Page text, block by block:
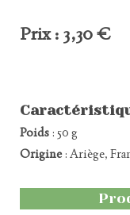
Prix : 3,30 €
Poids : 50 g
Origine: Ariège,